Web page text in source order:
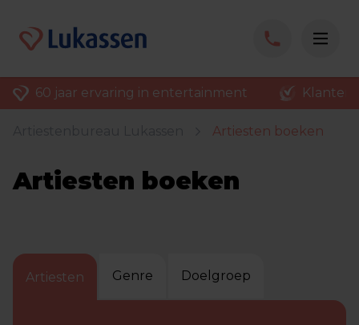
60 jaar ervaring in entertainment
Artiesten boeken
Artiesten boeken
Artiesten Genre Doelgroep